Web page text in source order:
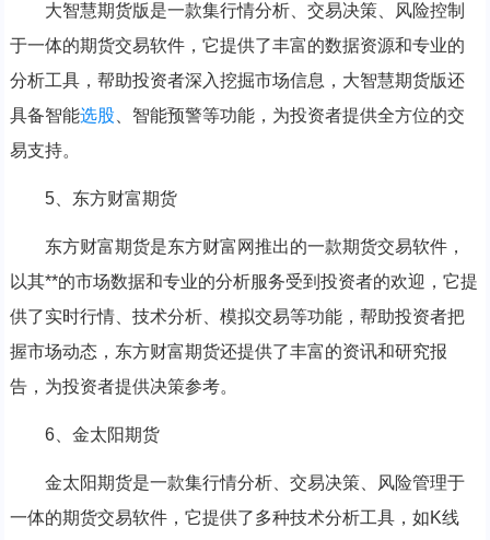
大智慧期货版是一款集行情分析、交易决策、风险控制
于一体的期货交易软件，它提供了丰富的数据资源和专业的
分析工具，帮助投资者深入挖掘市场信息，大智慧期货版还
具备智能选股、智能预警等功能，为投资者提供全方位的交
易支持。
5、东方财富期货
东方财富期货是东方财富网推出的一款期货交易软件，
以其**的市场数据和专业的分析服务受到投资者的欢迎，它提
供了实时行情、技术分析、模拟交易等功能，帮助投资者把
握市场动态，东方财富期货还提供了丰富的资讯和研究报
告，为投资者提供决策参考。
6、金太阳期货
金太阳期货是一款集行情分析、交易决策、风险管理于
一体的期货交易软件，它提供了多种技术分析工具，如K线